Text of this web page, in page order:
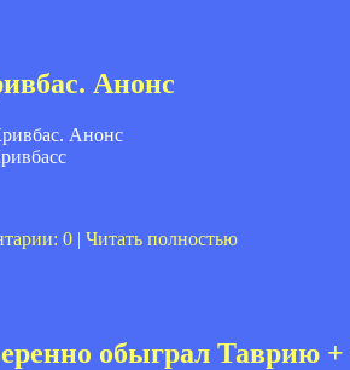
Анонс
0 | Читать полностью
обыграл Таврию